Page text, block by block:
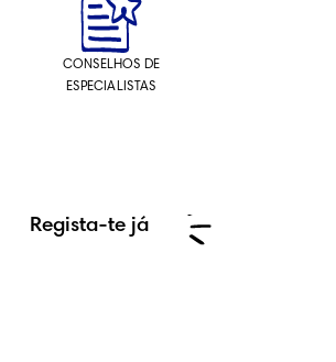
CONSELHOS DE
ESPECIALISTAS
Regista-te já